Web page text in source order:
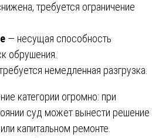
требуется ограничение
— несущая способность
обрушения.
немедленная разгрузка.
категории огромно: при
суд может вынести решение
капитальном ремонте.